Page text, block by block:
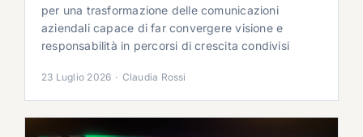
per una trasformazione delle comunicazioni
aziendali capace di far convergere visione e
responsabilità in percorsi di crescita condivisi
23 Luglio 2026 · Claudia Rossi